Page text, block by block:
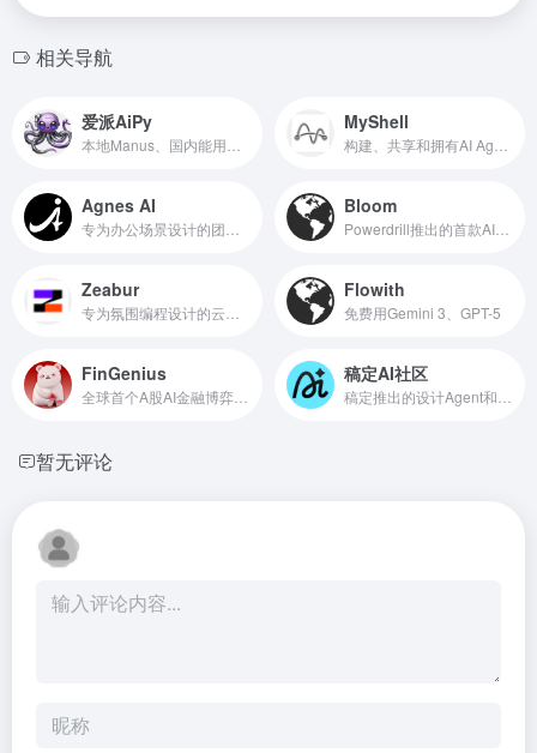
相关导航
爱派AiPy MyShell
Agnes AI Bloom
Zeabur Flowith
免费用Gemini 3、GPT-5
FinGenius 稿定AI社区
暂无评论